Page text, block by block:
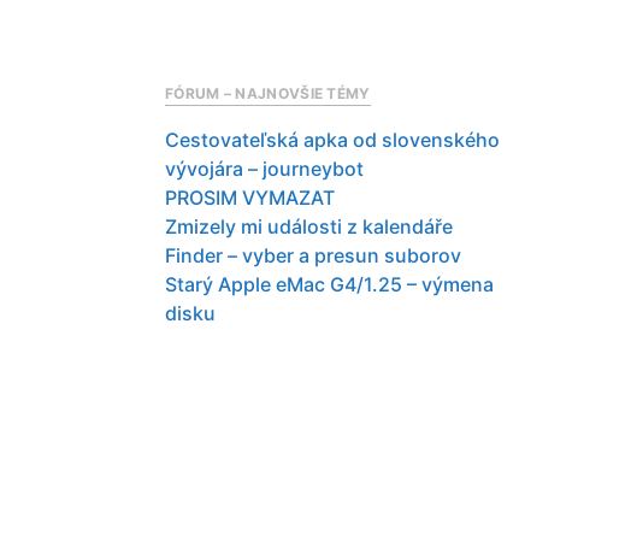
FÓRUM – NAJNOVŠIE TÉMY
Cestovateľská apka od slovenského
vývojára – journeybot
PROSIM VYMAZAT
Zmizely mi události z kalendáře
Finder – vyber a presun suborov
Starý Apple eMac G4/1.25 – výmena
disku